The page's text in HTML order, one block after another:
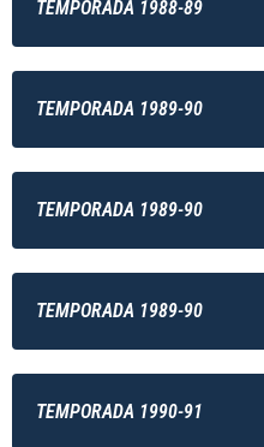
TEMPORADA 1988-89
TEMPORADA 1989-90
TEMPORADA 1989-90
TEMPORADA 1989-90
TEMPORADA 1990-91